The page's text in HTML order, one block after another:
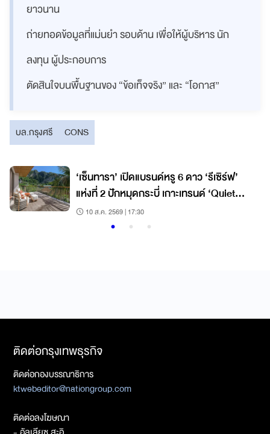
ยาวนาน
ถ่ายทอดข้อมูลที่แม่นยำ รอบด้าน เพื่อให้ผู้บริหาร นัก
ลงทุน ผู้ประกอบการ
ตัดสินใจบนพื้นฐานของ “ข้อเท็จจริง” และ “โอกาส”
บล.กรุงศรี CONS
‘เซ็นทารา’ เปิดแบรนด์หรู 6 ดาว ‘รีเซิร์ฟ’
แห่งที่ 2 ปักหมุดกระบี่ เกาะเทรนด์ ‘Quiet
Luxury’ โตแรง
10 ส.ค. 2569 | 17:30
ติดต่อกรุงเทพธุรกิจ
ติดต่อกองบรรณาธิการ
ktwebeditor@nationgroup.com
ติดต่อลงโฆษณา